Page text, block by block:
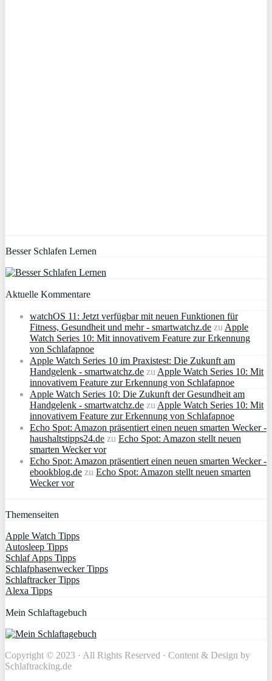
Besser Schlafen Lernen
Aktuelle Kommentare
watchOS 11: Jetzt verfügbar mit neuen Funktionen für
Fitness, Gesundheit und mehr - smartwatchz.de zu Apple
Watch Series 10: Mit innovativem Feature zur Erkennung
von Schlafapnoe
Apple Watch Series 10 im Praxistest: Die Zukunft am
Handgelenk - smartwatchz.de zu Apple Watch Series 10: Mit
innovativem Feature zur Erkennung von Schlafapnoe
Apple Watch Series 10: Die Zukunft der Gesundheit am
Handgelenk - smartwatchz.de zu Apple Watch Series 10: Mit
innovativem Feature zur Erkennung von Schlafapnoe
Echo Spot: Amazon präsentiert einen neuen smarten Wecker -
haushaltstipps24.de zu Echo Spot: Amazon stellt neuen
smarten Wecker vor
Echo Spot: Amazon präsentiert einen neuen smarten Wecker -
ebookblog.de zu Echo Spot: Amazon stellt neuen smarten
Wecker vor
Themenseiten
Apple Watch Tipps
Autosleep Tipps
Schlaf Apps Tipps
Schlafphasenwecker Tipps
Schlaftracker Tipps
Alexa Tipps
Mein Schlaftagebuch
Copyright © 2023 · All Rights Reserved · Content & Design by
Schlaftracking.de